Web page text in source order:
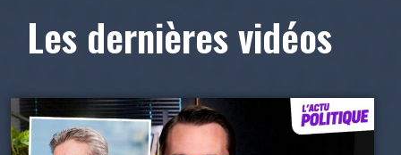
Les dernières vidéos